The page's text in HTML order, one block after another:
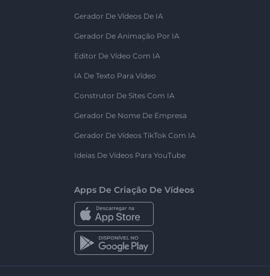
Gerador De Vídeos De IA
Gerador De Animação Por IA
Editor De Vídeo Com IA
IA De Texto Para Vídeo
Construtor De Sites Com IA
Gerador De Nome De Empresa
Gerador De Vídeos TikTok Com IA
Ideias De Vídeos Para YouTube
Apps De Criação De Vídeos